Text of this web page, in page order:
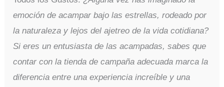
emoción de acampar bajo las estrellas, rodeado por
la naturaleza y lejos del ajetreo de la vida cotidiana?
Si eres un entusiasta de las acampadas, sabes que
contar con la tienda de campaña adecuada marca la
diferencia entre una experiencia increíble y una